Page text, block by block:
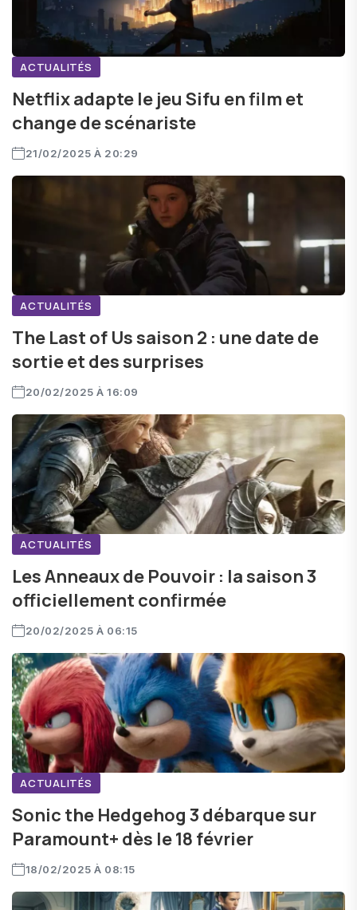
ACTUALITÉS
Netflix adapte le jeu Sifu en film et
change de scénariste
21/02/2025 À 20:29
ACTUALITÉS
The Last of Us saison 2 : une date de
sortie et des surprises
20/02/2025 À 16:09
ACTUALITÉS
Les Anneaux de Pouvoir : la saison 3
officiellement confirmée
20/02/2025 À 06:15
ACTUALITÉS
Sonic the Hedgehog 3 débarque sur
Paramount+ dès le 18 février
18/02/2025 À 08:15